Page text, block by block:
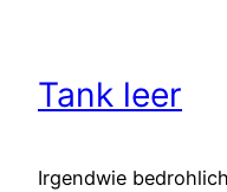
Tank leer
Irgendwie